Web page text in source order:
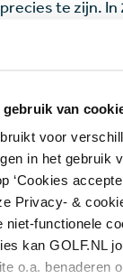
gebruik van
voor
in het gebruik
‘Cookies
Privacy- &
niet-functionele
kan GOLF.NL
o.a. benaderen
te zijn.
was 193 op
5 spelers per
Als je
golfers. Een
4 spelers.
om